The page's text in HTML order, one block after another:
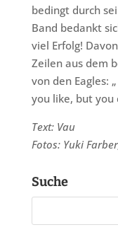
bedingt durch
Band bedankt
viel Erfolg!
Zeilen aus dem
von den Eagles:
you like, but you
Text: Vau
Fotos: Yuki
Suche